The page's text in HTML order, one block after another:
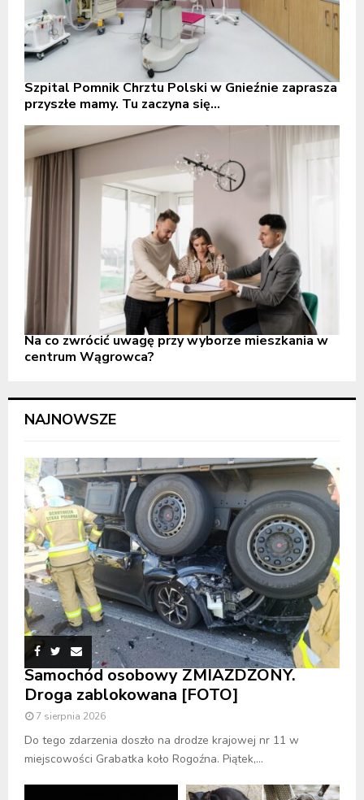
Szpital Pomnik Chrztu Polski w Gnieźnie zaprasza
przyszłe mamy. Tu zaczyna się...
Na co zwrócić uwagę przy wyborze mieszkania w
centrum Wągrowca?
NAJNOWSZE
Samochód osobowy ZMIAŻDŻONY.
Droga zablokowana [FOTO]
7 sierpnia 2026
Do tego zdarzenia doszło na drodze krajowej nr 11 w
miejscowości Grabatka koło Rogoźna. Piątek,...